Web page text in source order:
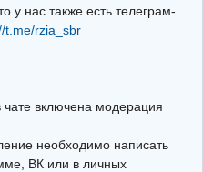
у нас также есть телеграм-
t.me/rzia_sbr
включена модерация
необходимо написать
ВК или в личных